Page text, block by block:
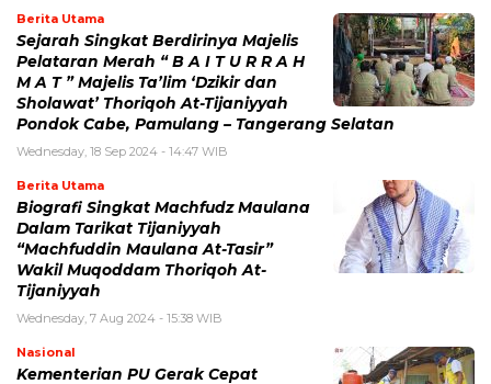
Berita Utama
Sejarah Singkat Berdirinya Majelis
Pelataran Merah “ B A I T U R R A H
M A T ” Majelis Ta’lim ‘Dzikir dan
Sholawat’ Thoriqoh At-Tijaniyyah
Pondok Cabe, Pamulang – Tangerang Selatan
Wednesday, 18 Sep 2024 - 14:47 WIB
Berita Utama
Biografi Singkat Machfudz Maulana
Dalam Tarikat Tijaniyyah
“Machfuddin Maulana At-Tasir”
Wakil Muqoddam Thoriqoh At-
Tijaniyyah
Wednesday, 7 Aug 2024 - 15:38 WIB
Nasional
Kementerian PU Gerak Cepat